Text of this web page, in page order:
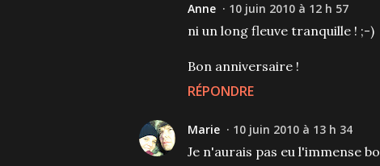
Anne 10 juin 2010 à 12 h 57
ni un long fleuve tranquille ! ;-)
Bon anniversaire !
RÉPONDRE
Marie 10 juin 2010 à 13 h 34
Je n'aurais pas eu l'immense